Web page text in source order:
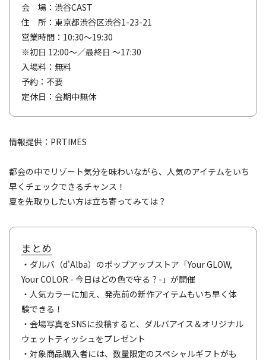
会 場：渋谷CAST
住 所：東京都渋谷区渋谷1-23-21
営業時間：10:30～19:30
※初日 12:00～／最終日 ～17:30
入場料：無料
予約：不要
定休日：会期中無休
情報提供：PRTIMES
都会の中でリゾート気分を味わいながら、人気のアイテムをいち
早くチェックできるチャンス！
夏を先取りしたい方は立ち寄ってみては？
まとめ
・ダルバ（d'Alba）のポップアップストア「Your GLOW,
Your COLOR - 今日はどの色で守る？-」が開催
・人気カラーに加え、発売前の新作アイテムもいち早く体
験できる！
・会場写真をSNSに投稿すると、ダルバアイス＆オリジナル
ウェットティッシュをプレゼント
・対象商品購入者には、数量限定のスペシャルギフトがも